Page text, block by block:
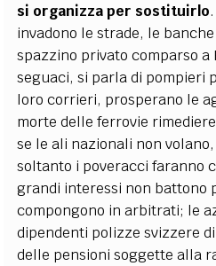
si organizza per sostituirlo
invadono le strade, le
spazzino privato comparso a
seguaci, si parla di pompieri
loro corrieri, prosperano le
morte delle ferrovie
se le ali nazionali non
soltanto i poveracci faranno
grandi interessi non battono
compongono in arbitrati; le
dipendenti polizze svizzere
delle pensioni soggette alla